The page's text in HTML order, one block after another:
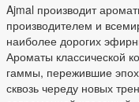
Ajmal производит
производителем и
наиболее дорогих
Ароматы классической
гаммы, пережившие
сквозь череду новых